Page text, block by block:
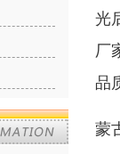
光
厂
品
蒙